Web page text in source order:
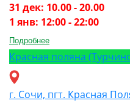
31 дек: 10.00 - 20.00
1 янв: 12:00 - 22:00
Подробнее
Красная поляна
г. Сочи, пгт. Красная